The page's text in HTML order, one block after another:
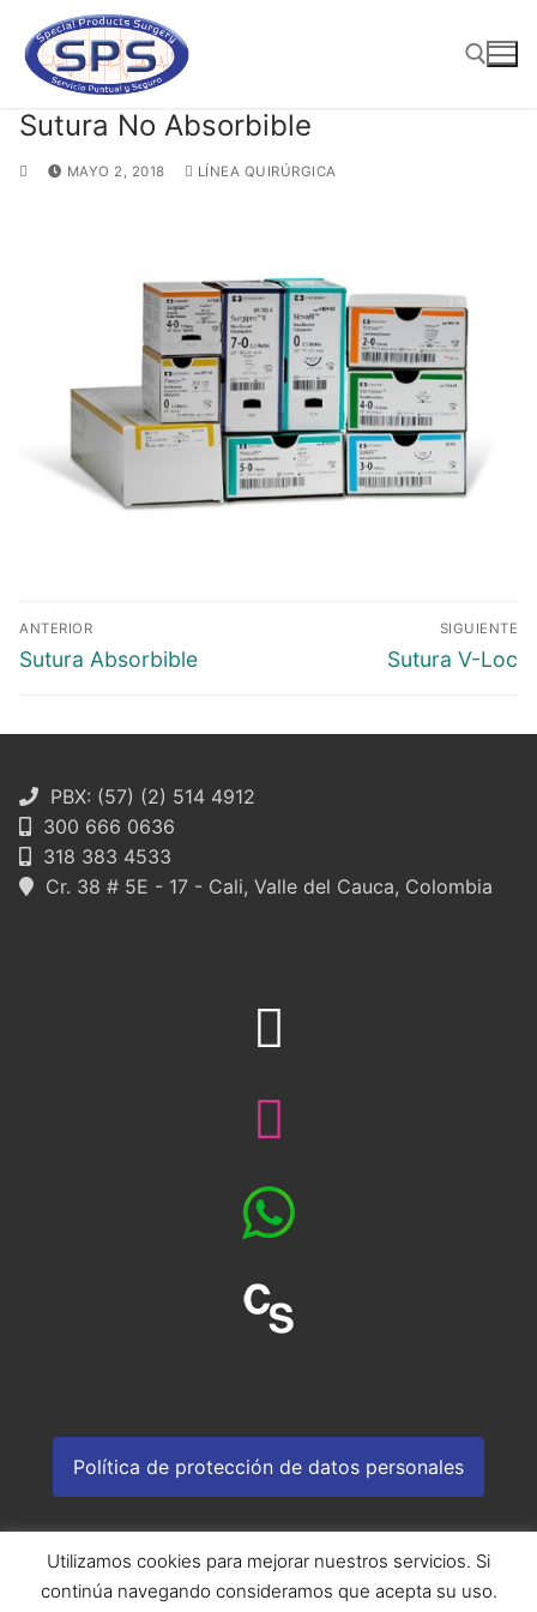
contenido
Sutura No Absorbible
MAYO 2, 2018 LÍNEA QUIRÚRGICA
Navegación
de
ANTERIOR
Entrada
Sutura Absorbible
SIGUIENTE
Entrada
Sutura V-Loc
PBX: (57) (2) 514 4912
300 666 0636
318 383 4533
Cr. 38 # 5E - 17 - Cali, Valle del Cauca, Colombia
Política de protección de datos personales
Utilizamos cookies para mejorar nuestros servicios. Si
continúa navegando consideramos que acepta su uso.